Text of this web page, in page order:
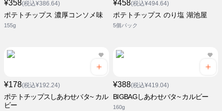
¥358(税込¥386.64)
ポテトチップス 濃厚コンソメ味
155g
¥458(税込¥494.64)
ポテトチップス のり塩 湖池屋
5個パック
¥178(税込¥192.24)
ポテトチップスしあわせバタ~ カル
ビー
¥388(税込¥419.04)
BIGBAGしあわせバタ~ カルビー
160g